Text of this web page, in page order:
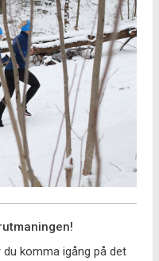
komma igång på det